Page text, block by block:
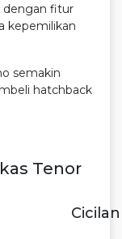
dengan fitur
kepemilikan
semakin
hatchback
Tenor
Cicilan